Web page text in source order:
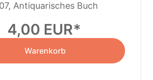
Antiquarisches Buch
4,00 EUR
Warenkorb